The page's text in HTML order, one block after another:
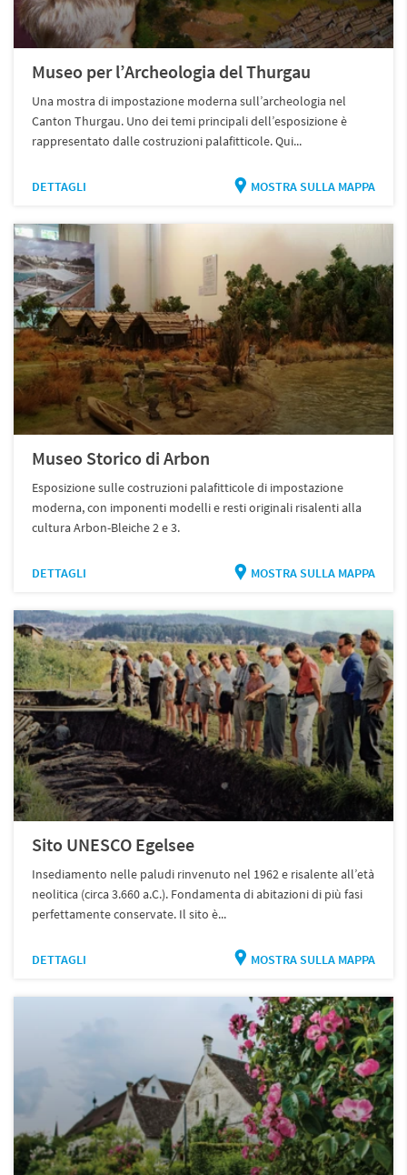
Museo per l’Archeologia del Thurgau
Una mostra di impostazione moderna sull’archeologia nel
Canton Thurgau. Uno dei temi principali dell’esposizione è
rappresentato dalle costruzioni palafitticole. Qui...
DETTAGLI MOSTRA SULLA MAPPA
Museo Storico di Arbon
Esposizione sulle costruzioni palafitticole di impostazione
moderna, con imponenti modelli e resti originali risalenti alla
cultura Arbon-Bleiche 2 e 3.
DETTAGLI MOSTRA SULLA MAPPA
Sito UNESCO Egelsee
Insediamento nelle paludi rinvenuto nel 1962 e risalente all’età
neolitica (circa 3.660 a.C.). Fondamenta di abitazioni di più fasi
perfettamente conservate. Il sito è...
DETTAGLI MOSTRA SULLA MAPPA